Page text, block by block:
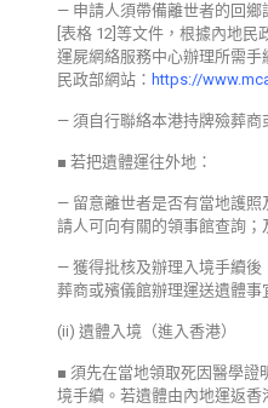
— 申請人須帶備離世者的回鄉
[表格 12]等文件，根據內地
運屍網絡服務中心辦理所需
民政部網站： https://
— 須自行聯絡本港持牌殮葬商
■ 若把遺體運往外地：
— 留意離世者是否有當地護
請人可向有關的領事館查詢；
— 獲得批核及辦理入境手續
葬商或殯儀館辦理運送遺體事
(ii) 遺體入境（進入香港）
■ 須先在當地領取死因醫學證
境手續。若遺體由內地運返